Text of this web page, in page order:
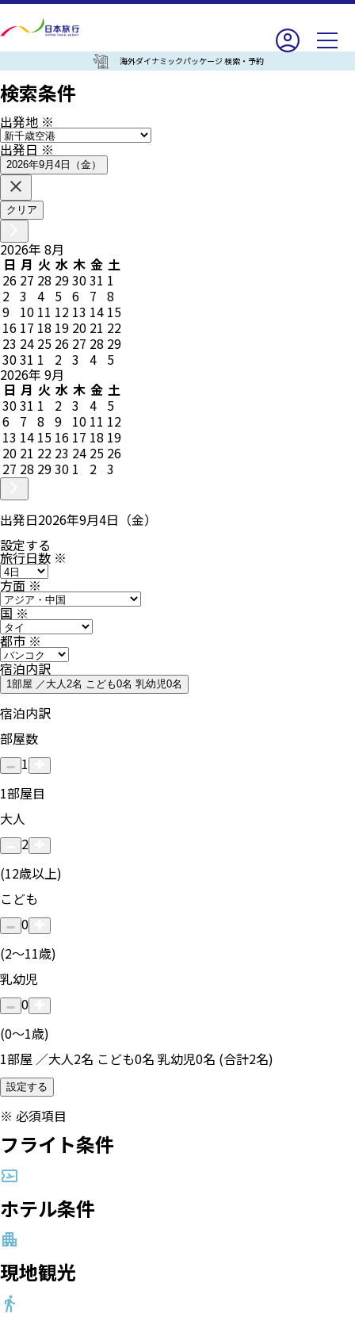
海外ダイナミックパッケージ 検索・予約
検索条件
出発地 ※
出発日※
2026年9月4日（金）
クリア
2026年 8月
日 月 火 水 木 金 土
26 27 28 293031 1
2 3 4 5 6 7 8
9 10 11 12 13 14 15
16 17 18 19 20 21 22
23 24 25 26 27 28 29
3031 1 2 3 4 5
2026年 9月
日 月 火 水 木 金 土
3031 1 2 3 4 5
6 7 8 9 10 11 12
13 14 15 16 17 18 19
20 21 22 23 24 25 26
27 28 2930 1 2 3
出発日2026年9月4日（金）
設定する
旅行日数 ※
方面※
国※
都市※
宿泊内訳
1部屋 ／大人2名 こども0名 乳幼児0名
宿泊内訳
部屋数
1
1部屋目
大人
2
(12歳以上)
こども
0
(2〜11歳)
乳幼児
0
(0〜1歳)
1部屋 ／大人2名 こども0名 乳幼児0名 (合計2名)
設定する
※ 必須項目
フライト条件
ホテル条件
現地観光